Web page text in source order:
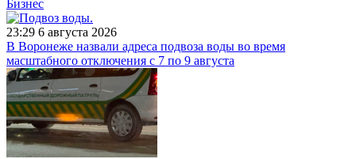
Бизнес
23:29 6 августа 2026
В Воронеже назвали адреса подвоза воды во время
масштабного отключения с 7 по 9 августа